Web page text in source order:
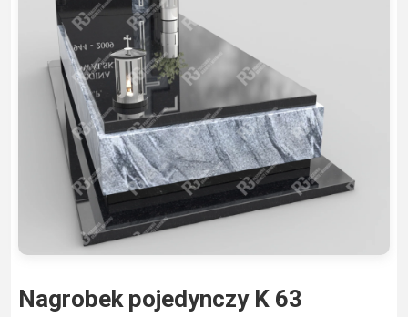
Nagrobek pojedynczy K 63